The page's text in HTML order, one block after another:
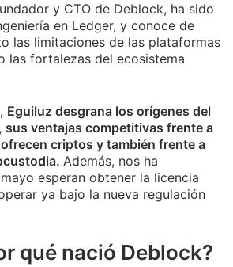
y CTO de Deblock, ha sido
en Ledger, y conoce de
las limitaciones de las plataformas
las fortalezas del ecosistema
Eguiluz desgrana los orígenes del
sus ventajas competitivas frente a
criptos y también frente a
Además, nos ha
esperan obtener la licencia
ya bajo la nueva regulación
qué nació Deblock?